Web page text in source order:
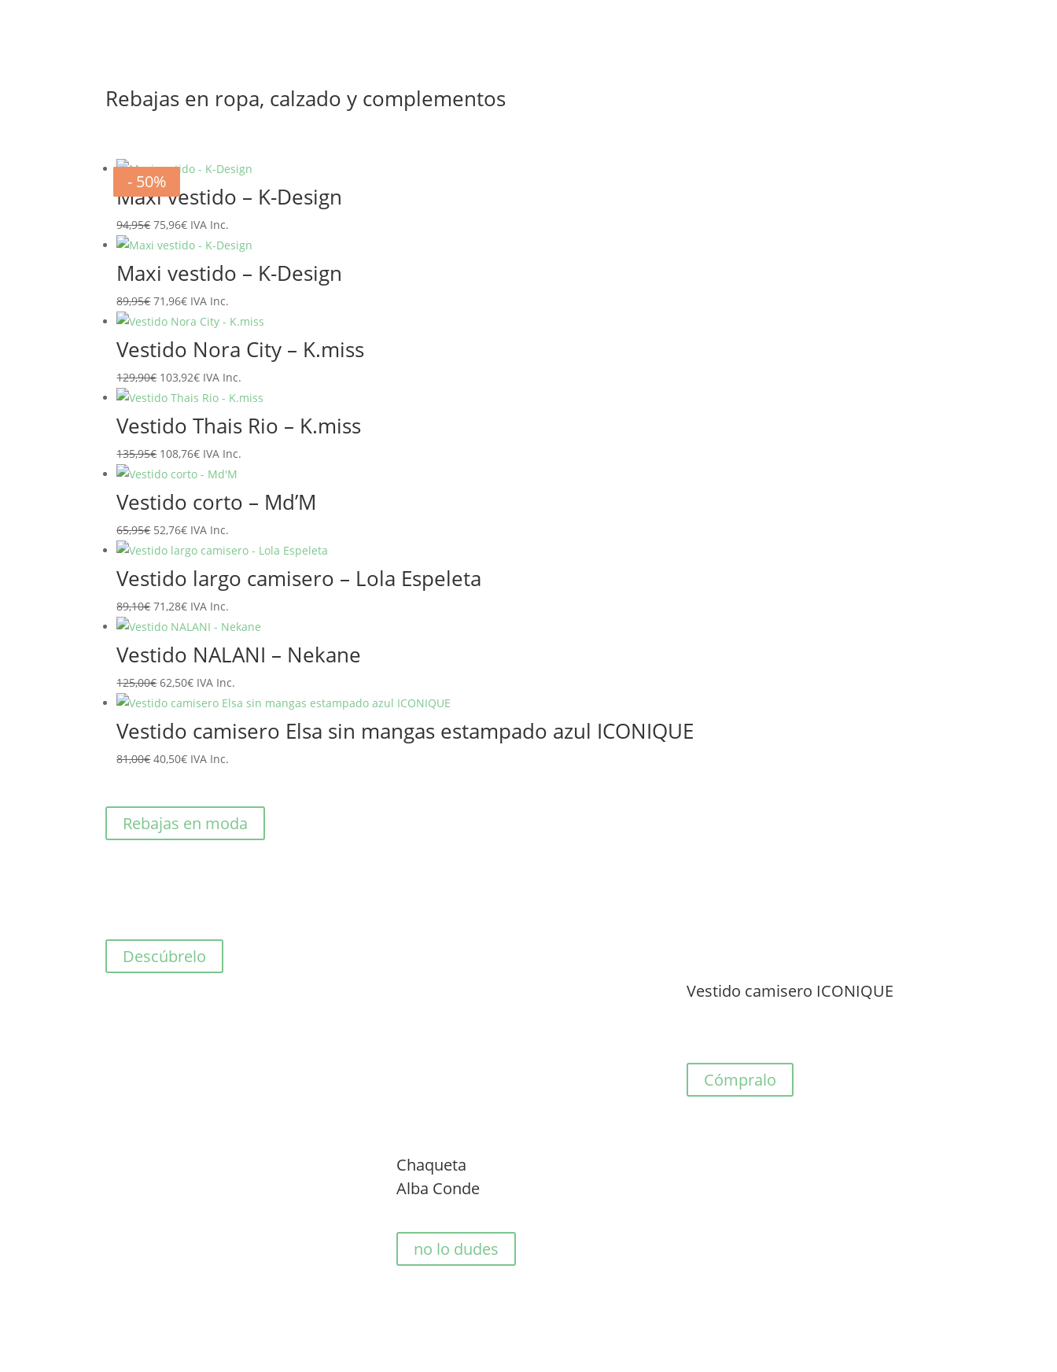
Rebajas en ropa, calzado y complementos
- 20%
Maxi vestido – K-Design
94,95€El
precio
original
era:
94,95€.
75,96€El
precio
actual
es:
75,96€.
IVA Inc.
- 20%
Maxi vestido – K-Design
89,95€El
precio
original
era:
89,95€.
71,96€El
precio
actual
es:
71,96€.
IVA Inc.
- 20%
Vestido Nora City – K.miss
129,90€ El
precio
original
era:
129,90€.
103,92€El
precio
actual
es:
103,92€.
IVA Inc.
- 20%
Vestido Thais Rio – K.miss
135,95€ El
precio
original
era:
135,95€.
108,76€El
precio
actual
es:
108,76€.
IVA Inc.
- 20%
Vestido corto – Md’M
65,95€ El
precio
original
era:
65,95€.
52,76€El
precio
actual
es:
52,76€.
IVA Inc.
- 20%
Vestido largo camisero – Lola Espeleta
89,10€El
precio
original
era:
89,10€.
71,28€El
precio
actual
es:
71,28€.
IVA Inc.
- 50%
Vestido NALANI – Nekane
125,00€El
precio
original
era:
125,00€.
62,50€El
precio
es:
62,50€.
IVA Inc.
- 50%
Vestido camisero Elsa sin mangas estampado azul ICONIQUE
81,00€El
era:
81,00€.
40,50€El
es:
40,50€.
IVA Inc.
Rebajas en moda
Descúbrelo
Vestido camisero ICONIQUE
Cómpralo
Chaqueta
Alba Conde
no lo dudes